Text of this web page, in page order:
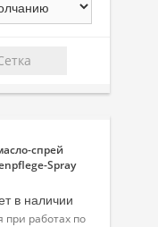
спрей
Spray
в наличии
при работах по